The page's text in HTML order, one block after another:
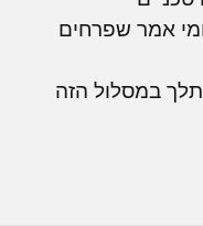
אמר שפרחים
במסלול הזה